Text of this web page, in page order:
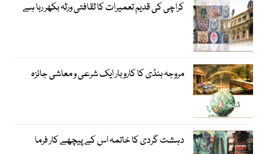
کراچی کی قدیم تعمیرات کا ثقافتی ورثہ بکھر رہا ہے
مروجہ ہنڈی کا کاروبار ایک شرعی و معاشی جائزہ
دہشت گردی کا خاتمہ اس کے پیچھے کار فرما